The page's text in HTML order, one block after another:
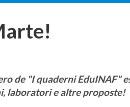
de "I quaderni EduINAF"
laboratori e altre proposte!